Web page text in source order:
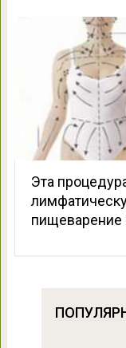
Эта
пищеварение